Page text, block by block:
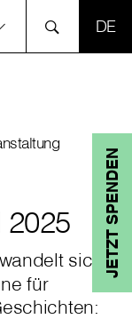
JETZT SPENDEN
2025
sich
für